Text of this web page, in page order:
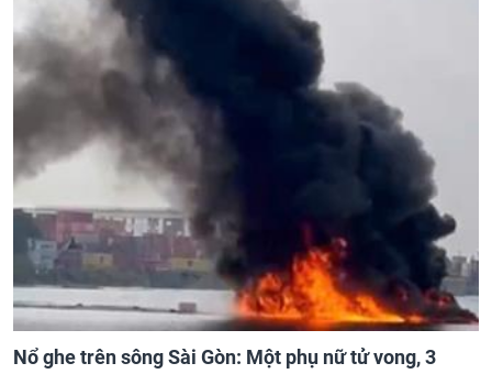
Nổ ghe trên sông Sài Gòn: Một phụ nữ tử vong, 3